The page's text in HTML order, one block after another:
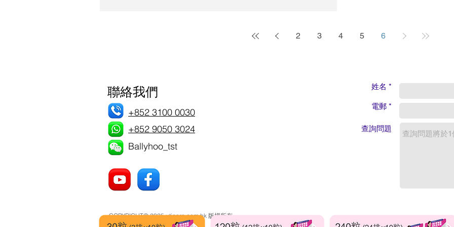
果是頭髮及肩就必須束起，大型毛巾亦不能帶進浴場內。 Step 2
番。 Step 3 浸前先淋身 沖好涼便可進浸池。通常池旁都設有小木
盆，予人盛載泉水作淋身之用。淋身目的一是先讓身體適應池水溫
度，二是因為每個浸池的泉水成分不同，淋身可將先前的泉水殘留
沖走。 Step 4 漸進式浸泡 淋身後，可先將半身浸進池內適應一
下。這個步驟尤其重要，因為大溫差容易對心肺造成刺激，長期病
患者要多加留意；及後可慢慢浸至及肩位置，但千萬別浸到頸部以
上位置。如覺得太熱，可上水稍作休息。...
2 3 4 5 6
聯絡我們
+852 3100 0030
+852 9050 3024
Ballyhoo_tst
COPYRIGHT© 2025 uticare.com.hk 版權所有
姓名 *
電郵 *
查詢問題